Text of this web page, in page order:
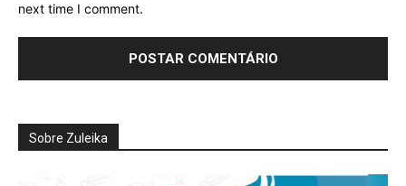
Etiam est nibh, lobortis sit
next time I comment.
Sobre Zuleika